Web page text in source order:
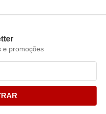
e promoções